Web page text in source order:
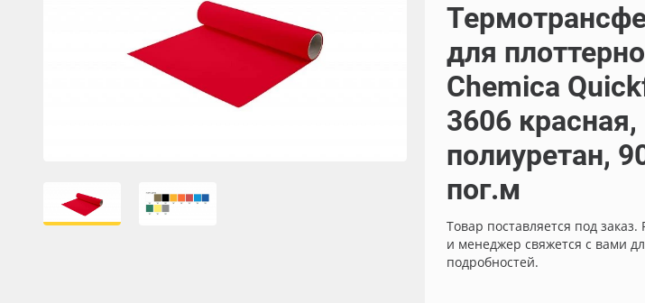
Листовые материалы
Чернила
Клей, скотчи и крепёж
Сублимация и термотрансфер
для
Chemica
3606
полиуретан,
пог.м
Товар поставляется под заказ.
и менеджер свяжется с вами
подробностей.